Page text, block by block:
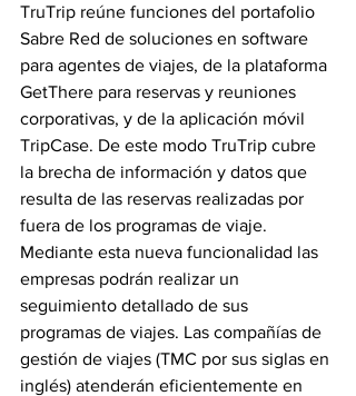
TruTrip reúne funciones del portafolio
Sabre Red de soluciones en software
para agentes de viajes, de la plataforma
GetThere para reservas y reuniones
corporativas, y de la aplicación móvil
TripCase. De este modo TruTrip cubre
la brecha de información y datos que
resulta de las reservas realizadas por
fuera de los programas de viaje.
Mediante esta nueva funcionalidad las
empresas podrán realizar un
seguimiento detallado de sus
programas de viajes. Las compañías de
gestión de viajes (TMC por sus siglas en
inglés) atenderán eficientemente en